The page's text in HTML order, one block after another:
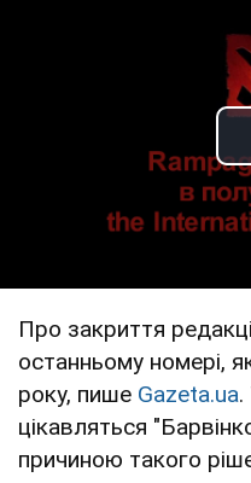
Про закриття
останньому номері,
року, пише Gazeta.ua.
цікавляться
причиною такого